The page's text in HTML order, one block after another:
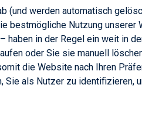
(und werden automatisch
bestmögliche Nutzung unserer
in der Regel ein weit in
oder Sie sie manuell
die Website nach Ihren
Sie als Nutzer zu identifizieren,